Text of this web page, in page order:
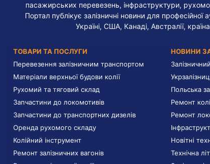
пасажирських перевезень, інфраструктури,
Портал публікує залізничні новини для професійної
Україні, США, Канаді, Австралії,
ТОВАРИ ТА ПОСЛУГИ
Перевезення залізничним транспортом
Матеріали верхньої будови колії
Рухомий та тяговий склад
Запчастини до локомотивів
Запчастини до транспортних дизелів
Оренда рухомого складу
Колійний інструмент
Ремонт залізничних вагонів
НОВИНИ
Польська
Ремонт
Ремонт
Новітні
Технічна